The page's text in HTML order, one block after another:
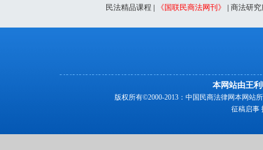
民法精品课程 | 《国联民商法网刊》 | 商法研究
本网站由王
版权所有©2000-2013：中国民商法律网本网站
征稿启事